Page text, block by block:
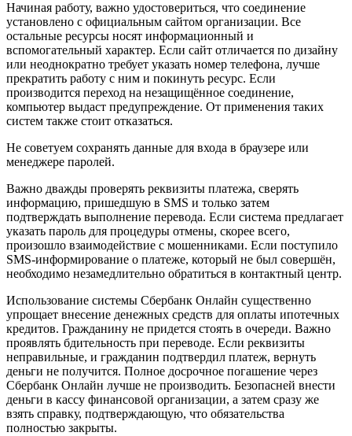
Начиная работу, важно удостовериться, что соединение
установлено с официальным сайтом организации. Все
остальные ресурсы носят информационный и
вспомогательный характер. Если сайт отличается по дизайну
или неоднократно требует указать номер телефона, лучше
прекратить работу с ним и покинуть ресурс. Если
производится переход на незащищённое соединение,
компьютер выдаст предупреждение. От применения таких
систем также стоит отказаться.
Не советуем сохранять данные для входа в браузере или
менеджере паролей.
Важно дважды проверять реквизиты платежа, сверять
информацию, пришедшую в SMS и только затем
подтверждать выполнение перевода. Если система предлагает
указать пароль для процедуры отмены, скорее всего,
произошло взаимодействие с мошенниками. Если поступило
SMS-информирование о платеже, который не был совершён,
необходимо незамедлительно обратиться в контактный центр.
Использование системы Сбербанк Онлайн существенно
упрощает внесение денежных средств для оплаты ипотечных
кредитов. Гражданину не придется стоять в очереди. Важно
проявлять бдительность при переводе. Если реквизиты
неправильные, и гражданин подтвердил платеж, вернуть
деньги не получится. Полное досрочное погашение через
Сбербанк Онлайн лучше не производить. Безопасней внести
деньги в кассу финансовой организации, а затем сразу же
взять справку, подтверждающую, что обязательства
полностью закрыты.